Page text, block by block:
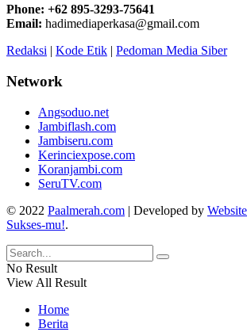
Phone: +62 895-3293-75641
Email: hadimediaperkasa@gmail.com
Redaksi | Kode Etik | Pedoman Media Siber
Network
Angsoduo.net
Jambiflash.com
Jambiseru.com
Kerinciexpose.com
Koranjambi.com
SeruTV.com
© 2022 Paalmerah.com | Developed by
Sukses-mu!.
No Result
View All Result
Home
Berita